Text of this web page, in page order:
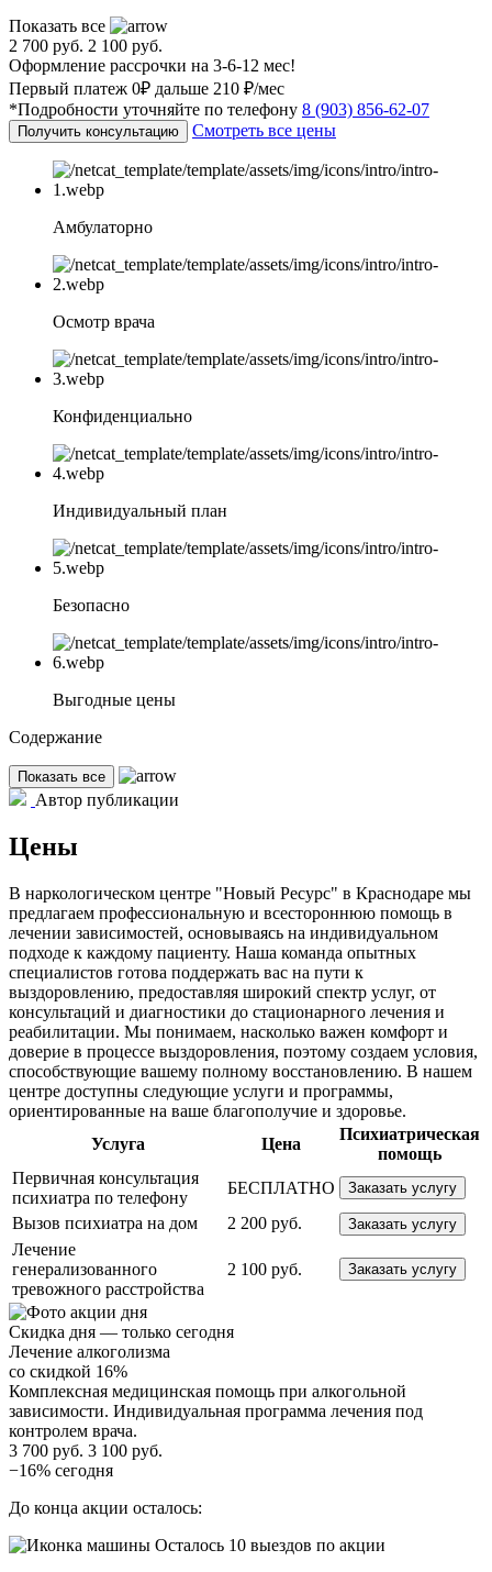
Показать все
2 700 руб. 2 100 руб.
Оформление рассрочки на 3-6-12 мес!
Первый платеж 0₽ дальше 210 ₽/мес
*Подробности уточняйте по телефону 8 (903) 856-62-07
Получить консультацию Смотреть все цены
Амбулаторно
Осмотр врача
Конфиденциально
Индивидуальный план
Безопасно
Выгодные цены
Содержание
Показать все
Автор публикации
Цены
В наркологическом центре "Новый Ресурс" в Краснодаре мы
предлагаем профессиональную и всестороннюю помощь в
лечении зависимостей, основываясь на индивидуальном
подходе к каждому пациенту. Наша команда опытных
специалистов готова поддержать вас на пути к
выздоровлению, предоставляя широкий спектр услуг, от
консультаций и диагностики до стационарного лечения и
реабилитации. Мы понимаем, насколько важен комфорт и
доверие в процессе выздоровления, поэтому создаем условия,
способствующие вашему полному восстановлению. В нашем
центре доступны следующие услуги и программы,
ориентированные на ваше благополучие и здоровье.
Услуга
Цена
Психиатрическая
помощь
Первичная консультация
психиатра по телефону
БЕСПЛАТНО Заказать услугу
Вызов психиатра на дом 2 200 руб. Заказать услугу
Лечение
генерализованного
тревожного расстройства
2 100 руб. Заказать услугу
Скидка дня — только сегодня
Лечение алкоголизма
со скидкой 16%
Комплексная медицинская помощь при алкогольной
зависимости. Индивидуальная программа лечения под
контролем врача.
3 700 руб. 3 100 руб.
−16% сегодня
До конца акции осталось:
Осталось 10 выездов по акции